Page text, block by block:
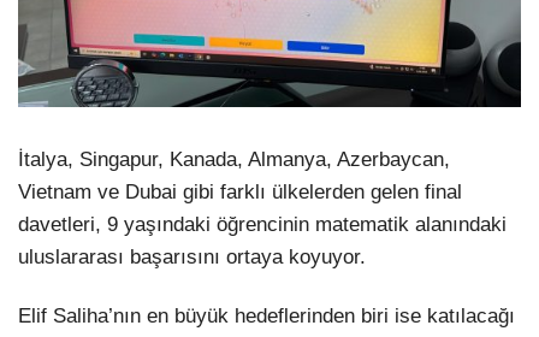
İtalya, Singapur, Kanada, Almanya, Azerbaycan,
Vietnam ve Dubai gibi farklı ülkelerden gelen final
davetleri, 9 yaşındaki öğrencinin matematik alanındaki
uluslararası başarısını ortaya koyuyor.
Elif Saliha’nın en büyük hedeflerinden biri ise katılacağı